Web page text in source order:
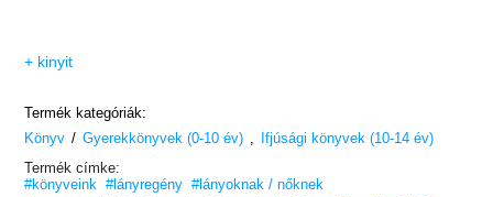
+ kinyit
Termék kategóriák:
Könyv / Gyerekkönyvek (0-10 év)
Ifjúsági könyvek (10-14 év)
Termék címke:
#könyveink #lányregény #lányoknak / nőknek